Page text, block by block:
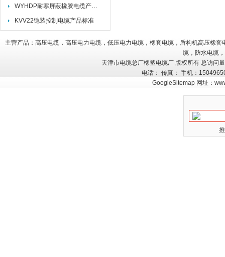
WYHDP耐寒屏蔽橡胶电缆产品介绍
KVV22铠装控制电缆产品标准
主营产品：高压电缆，高压电力电缆，低压电力电缆，橡套电缆，盾构机高压橡
缆，防水电缆
天津市电缆总厂橡塑电缆厂 版权所有 总访问
电话： 传真： 手机：
GoogleSitemap 网址：